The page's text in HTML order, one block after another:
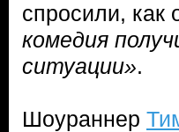
спросили, как
комедия
ситуации».
Шоураннер